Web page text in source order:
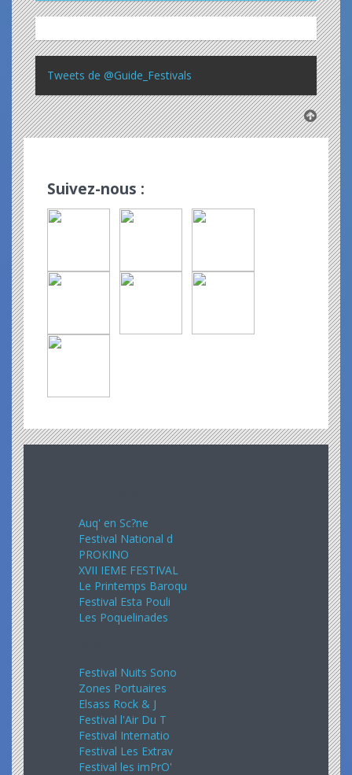
Tweets de @Guide_Festivals
Suivez-nous :
Auq' en Sc?ne
Festival National d
PROKINO
XVII IEME FESTIVAL
Le Printemps Baroqu
Festival Esta Pouli
Les Poquelinades
Festival Nuits Sono
Zones Portuaires
Elsass Rock & J
Festival l'Air Du T
Festival Internatio
Festival Les Extrav
Festival les imPrO'